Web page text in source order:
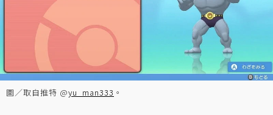
圖／取自推特 @yu_man333 。